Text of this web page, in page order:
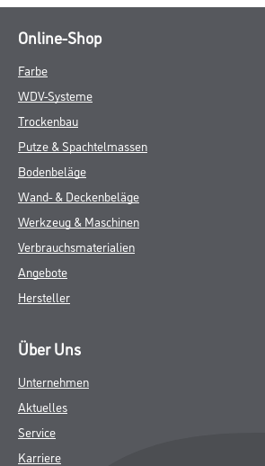
Online-Shop
Farbe
WDV-Systeme
Trockenbau
Putze & Spachtelmassen
Bodenbeläge
Wand- & Deckenbeläge
Werkzeug & Maschinen
Verbrauchsmaterialien
Angebote
Hersteller
Über Uns
Unternehmen
Aktuelles
Service
Karriere